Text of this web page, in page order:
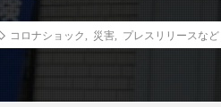
コロナショック 災害 プレスリリースなど